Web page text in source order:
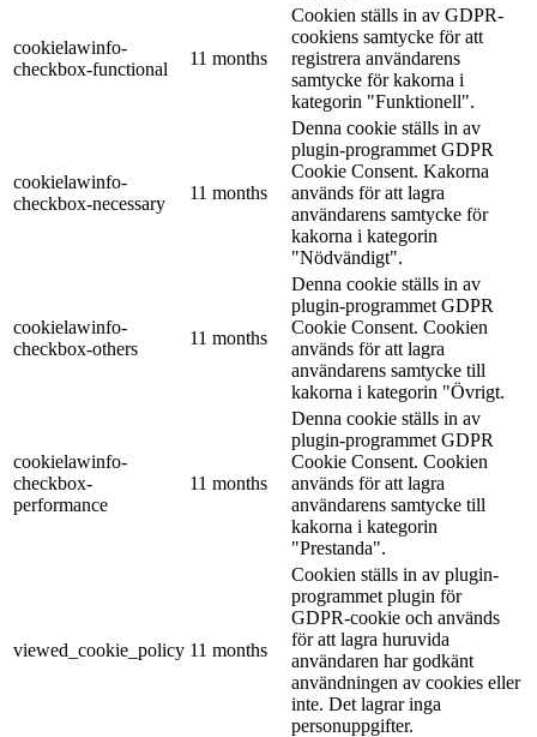
cookielawinfo-
checkbox-functional
11 months
Cookien ställs in av GDPR-
cookiens samtycke för att
registrera användarens
samtycke för kakorna i
kategorin "Funktionell".
cookielawinfo-
checkbox-necessary
11 months
Denna cookie ställs in av
plugin-programmet GDPR
Cookie Consent. Kakorna
används för att lagra
användarens samtycke för
kakorna i kategorin
"Nödvändigt".
cookielawinfo-
checkbox-others
11 months
Denna cookie ställs in av
plugin-programmet GDPR
Cookie Consent. Cookien
används för att lagra
användarens samtycke till
kakorna i kategorin "Övrigt.
cookielawinfo-
checkbox-
performance
11 months
Denna cookie ställs in av
plugin-programmet GDPR
Cookie Consent. Cookien
används för att lagra
användarens samtycke till
kakorna i kategorin
"Prestanda".
viewed_cookie_policy 11 months
Cookien ställs in av plugin-
programmet plugin för
GDPR-cookie och används
för att lagra huruvida
användaren har godkänt
användningen av cookies eller
inte. Det lagrar inga
personuppgifter.